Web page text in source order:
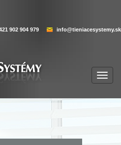
902 904 979 info@tieniacesystemy.sk